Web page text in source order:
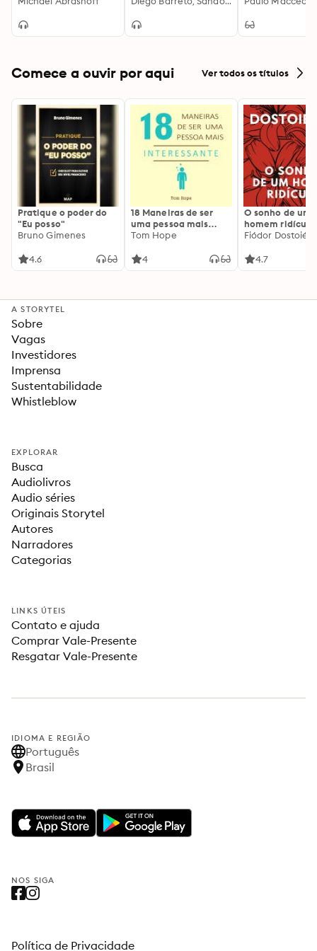
inteligência artificial
competitiva e se
tornar um case
transformar
Comece a ouvir por aqui Ver todos os títulos
Pratique o poder do
"Eu posso"
Bruno Gimenes
4.6
18 Maneiras de ser
uma pessoa mais
interessante
Tom Hope
4
O sonho de um
homem ridículo
Fiódor
4.7
A STORYTEL
Sobre
Vagas
Investidores
Imprensa
Sustentabilidade
Whistleblow
EXPLORAR
Busca
Audiolivros
Audio séries
Originais Storytel
Autores
Narradores
Categorias
LINKS ÚTEIS
Contato e ajuda
Comprar Vale-Presente
Resgatar Vale-Presente
IDIOMA E REGIÃO
Português
Brasil
NOS SIGA
Política de Privacidade